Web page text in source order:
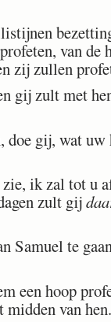
van de
zij zullen
gij zult met
doe gij, wat
ik zal tot u
zult gij
Samuel te
een hoop
van hen.